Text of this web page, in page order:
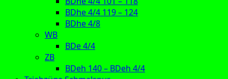
BDhe 4/4 119 – 124
BDhe 4/8
WB
BDe 4/4
ZB
BDeh 140 – BDeh 4/4